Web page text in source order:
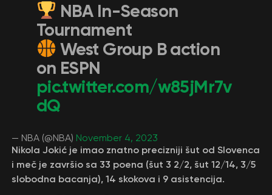
NBA In-Season
Tournament
West Group B action
on ESPN
pic.twitter.com/w85jMr7v
dQ
— NBA (@NBA) November 4, 2023
Nikola Jokić je imao znatno precizniji šut od Slovenca
i meč je završio sa 33 poena (šut 3 2/2, šut 12/14, 3/5
slobodna bacanja), 14 skokova i 9 asistencija.